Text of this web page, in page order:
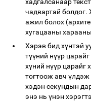
чадвартай
ажил болох
хугацааны
Хэрэв бид хүнтэй
түүний нүүр
хүний ​​нүүр царайг
тогтоож авч үлдэж
хэдэн секундын
энэ нь үнэн